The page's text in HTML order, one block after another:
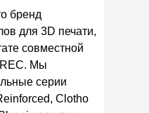
бренд
для 3D печати,
совместной
REC. Мы
серии
Clotho